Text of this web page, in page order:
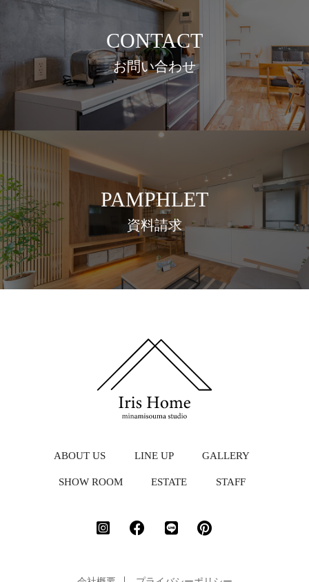
CONTACT
お問い合わせ
PAMPHLET
資料請求
ABOUT US LINE UP GALLERY
SHOW ROOM ESTATE STAFF